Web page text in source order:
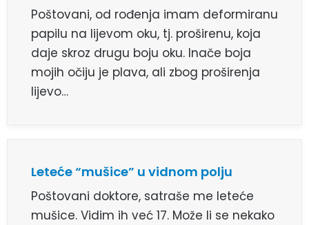
Poštovani, od rođenja imam deformiranu
papilu na lijevom oku, tj. proširenu, koja
daje skroz drugu boju oku. Inače boja
mojih očiju je plava, ali zbog proširenja
lijevo…
Leteće “mušice” u vidnom polju
Poštovani doktore, satraše me leteće
mušice. Vidim ih već 17. Može li se nekako